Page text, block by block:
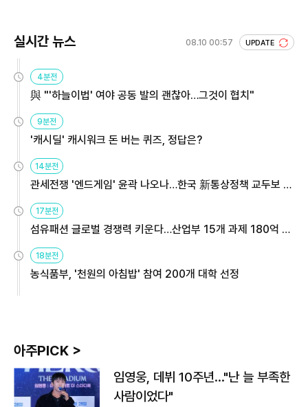
실시간 뉴스 08.10 00:57 UPDATE
4분전
與 "'하늘이법' 여야 공동 발의 괜찮아…그것이 협치"
9분전
'캐시딜' 캐시워크 돈 버는 퀴즈, 정답은?
14분전
관세전쟁 '엔드게임' 윤곽 나오나…한국 新통상정책 교두보 활
용해야
17분전
섬유패션 글로벌 경쟁력 키운다…산업부 15개 과제 180억 지
원
18분전
농식품부, '천원의 아침밥' 참여 200개 대학 선정
아주PICK >
임영웅, 데뷔 10주년…"난 늘 부족한
사람이었다"